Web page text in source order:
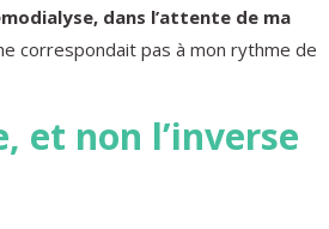
dans l’attente de ma
correspondait pas à mon rythme de
et non l’inverse